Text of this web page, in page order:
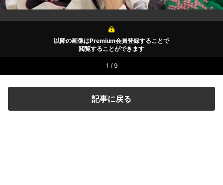
以降の画像はPremium会員登録することで
閲覧することができます
1 / 9
記事に戻る